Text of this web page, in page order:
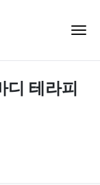
디 테라피